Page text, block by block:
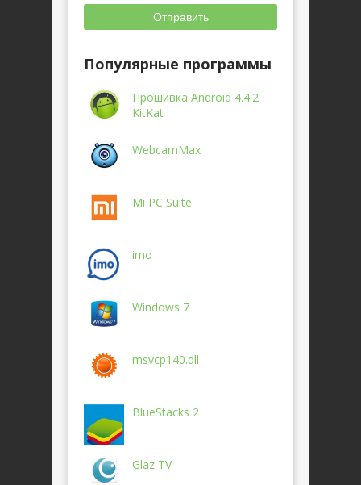
Отправить
Популярные программы
Прошивка Android 4.4.2
KitKat
WebcamMax
Mi PC Suite
imo
Windows 7
msvcp140.dll
BlueStacks 2
Glaz TV